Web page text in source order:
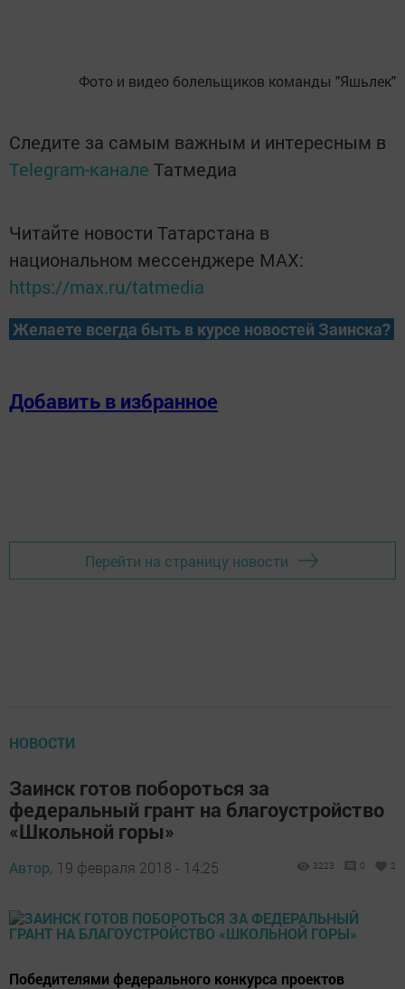
Фото и видео болельщиков команды "Яшьлек"
Следите за самым важным и интересным в
Telegram-канале Татмедиа
Читайте новости Татарстана в
национальном мессенджере MАХ:
https://max.ru/tatmedia
Желаете всегда быть в курсе новостей Заинска?
Добавить в избранное
Перейти на страницу новости
НОВОСТИ
Заинск готов побороться за
федеральный грант на благоустройство
«Школьной горы»
Автор, 19 февраля 2018 - 14:25 3223 0 2
Победителями федерального конкурса проектов